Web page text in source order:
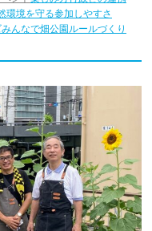
環境を守る参加しやすさ
みんなで畑公園ルールづくり